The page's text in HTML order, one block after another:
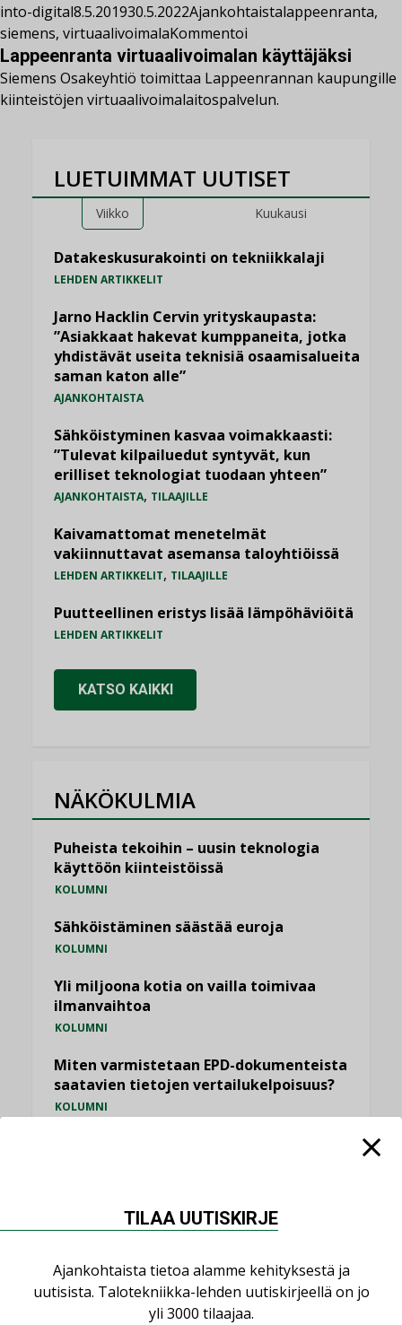
into-digital8.5.201930.5.2022Ajankohtaistalappeenranta,
siemens, virtuaalivoimalaKommentoi
Lappeenranta virtuaalivoimalan käyttäjäksi
Siemens Osakeyhtiö toimittaa Lappeenrannan kaupungille
kiinteistöjen virtuaalivoimalaitospalvelun.
LUETUIMMAT UUTISET
Viikko Kuukausi
Datakeskusurakointi on tekniikkalaji
LEHDEN ARTIKKELIT
Jarno Hacklin Cervin yrityskaupasta:
”Asiakkaat hakevat kumppaneita, jotka
yhdistävät useita teknisiä osaamisalueita
saman katon alle”
AJANKOHTAISTA
Sähköistyminen kasvaa voimakkaasti:
”Tulevat kilpailuedut syntyvät, kun
erilliset teknologiat tuodaan yhteen”
AJANKOHTAISTA, TILAAJILLE
Kaivamattomat menetelmät
vakiinnuttavat asemansa taloyhtiöissä
LEHDEN ARTIKKELIT, TILAAJILLE
Puutteellinen eristys lisää lämpöhäviöitä
LEHDEN ARTIKKELIT
KATSO KAIKKI
NÄKÖKULMIA
Puheista tekoihin – uusin teknologia
käyttöön kiinteistöissä
KOLUMNI
Sähköistäminen säästää euroja
KOLUMNI
Yli miljoona kotia on vailla toimivaa
ilmanvaihtoa
KOLUMNI
Miten varmistetaan EPD-dokumenteista
saatavien tietojen vertailukelpoisuus?
KOLUMNI
TILAA UUTISKIRJE
Ajankohtaista tietoa alamme kehityksestä ja
uutisista. Talotekniikka-lehden uutiskirjeellä on jo
yli 3000 tilaajaa.